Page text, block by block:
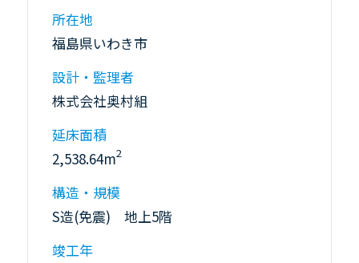
所在地
福島県いわき市
設計・監理者
株式会社奥村組
延床面積
2,538.64m2
構造・規模
S造(免震) 地上5階
竣工年